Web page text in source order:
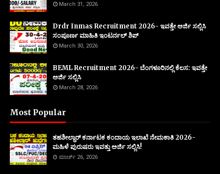
March 31, 2026
Drdr Inmas Recruitment 2026- ಇವತ್ತೇ ಅರ್ಜಿ ಸಲ್ಲಿಸಿ
ಸಂಪೂರ್ಣ ಮಾಹಿತಿ ಇಂಟರ್ನಲ್ ಶಿಪ್
March 30, 2026
BEML Recruitment 2026- ಬೆಂಗಳೂರಿನಲ್ಲಿ ಕೆಲಸ: ಇವತ್ತೇ
ಅರ್ಜಿ ಸಲ್ಲಿಸಿ
March 28, 2026
Most Popular
ತಹಶೀಲ್ದಾರ್ ಕರ್ನಾಟಕ ಕಂದಾಯ ಇಲಾಖೆ ನೇಮಕಾತಿ 2026-
ಮಹಿಳೆ ಪುರುಷರು ಇವತ್ತು ಅರ್ಜಿ ಸಲ್ಲಿಸಿ!
ಮಾರ್ಚ್ 26, 2026